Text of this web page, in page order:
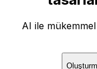
AI ile